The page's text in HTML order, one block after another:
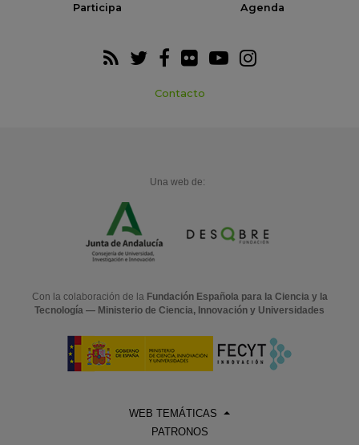
Participa Agenda
Contacto
Una web de:
Con la colaboración de la Fundación Española para la Ciencia y la
Tecnología — Ministerio de Ciencia, Innovación y Universidades
WEB TEMÁTICAS
PATRONOS